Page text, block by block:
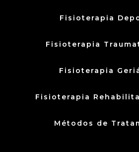
Fisioterapia
Fisioterapia
Fisioterapia
Fisioterapia
Métodos de